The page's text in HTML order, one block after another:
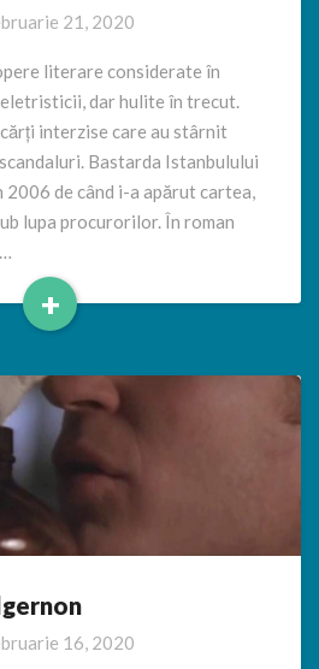
21, 2020
literare considerate în
dar hulite în trecut.
interzise care au stârnit
Bastarda Istanbulului
2006 de când i-a apărut cartea,
lupa procurorilor. În roman
+
Read
16, 2020